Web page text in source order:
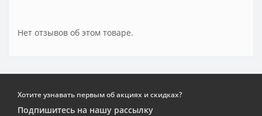
Нет отзывов об этом товаре.
Хотите узнавать первым об акциях и скидках?
Подпишитесь на нашу рассылку